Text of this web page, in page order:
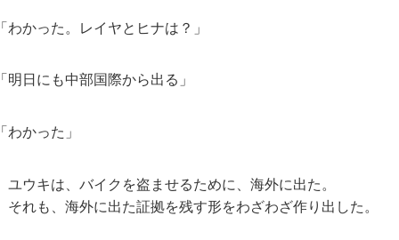
「わかった。レイヤとヒナは？」
「明日にも中部国際から出る」
「わかった」
ユウキは、バイクを盗ませるために、海外に出た。
それも、海外に出た証拠を残す形をわざわざ作り出した。